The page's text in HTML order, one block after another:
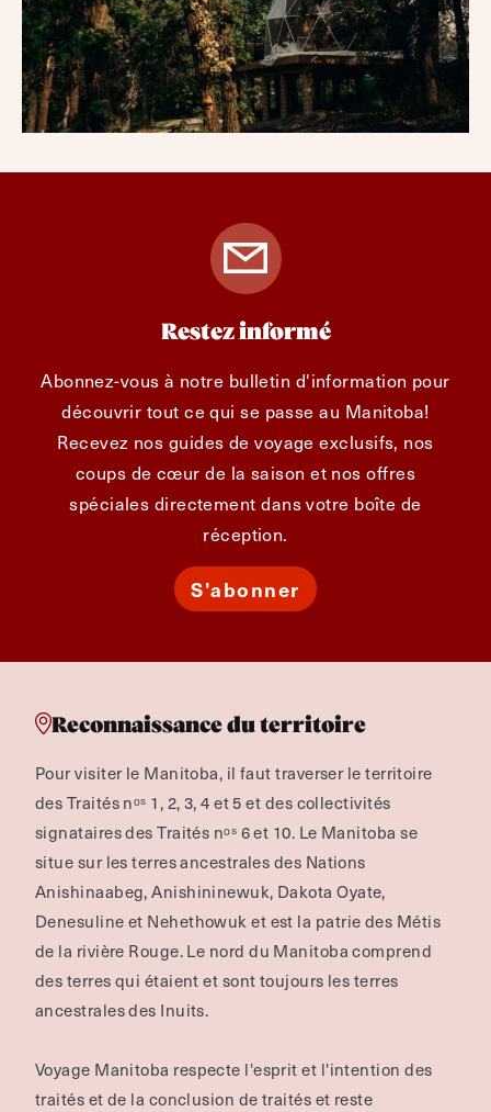
Restez informé
Abonnez-vous à notre bulletin d'information pour
découvrir tout ce qui se passe au Manitoba!
Recevez nos guides de voyage exclusifs, nos
coups de cœur de la saison et nos offres
spéciales directement dans votre boîte de
réception.
S'abonner
Reconnaissance du territoire
Pour visiter le Manitoba, il faut traverser le territoire
des Traités nᵒˢ 1, 2, 3, 4 et 5 et des collectivités
signataires des Traités nᵒˢ 6 et 10. Le Manitoba se
situe sur les terres ancestrales des Nations
Anishinaabeg, Anishininewuk, Dakota Oyate,
Denesuline et Nehethowuk et est la patrie des Métis
de la rivière Rouge.Le nord du Manitoba comprend
des terres qui étaient et sont toujours les terres
ancestrales des Inuits.
Voyage Manitoba respecte l'esprit et l'intention des
traités et de la conclusion de traités et reste